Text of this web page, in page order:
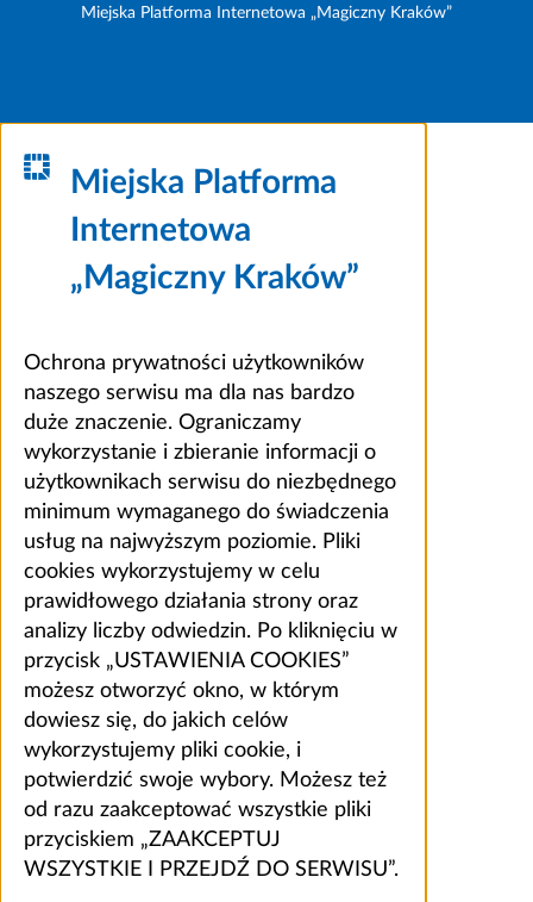
Miejska Platforma Internetowa „Magiczny Kraków”
Miejska Platforma
Internetowa
„Magiczny Kraków”
Ochrona prywatności użytkowników
naszego serwisu ma dla nas bardzo
duże znaczenie. Ograniczamy
wykorzystanie i zbieranie informacji o
użytkownikach serwisu do niezbędnego
minimum wymaganego do świadczenia
usług na najwyższym poziomie. Pliki
cookies wykorzystujemy w celu
prawidłowego działania strony oraz
analizy liczby odwiedzin. Po kliknięciu w
przycisk „USTAWIENIA COOKIES”
możesz otworzyć okno, w którym
dowiesz się, do jakich celów
wykorzystujemy pliki cookie, i
potwierdzić swoje wybory. Możesz też
od razu zaakceptować wszystkie pliki
przyciskiem „ZAAKCEPTUJ
WSZYSTKIE I PRZEJDŹ DO SERWISU”.